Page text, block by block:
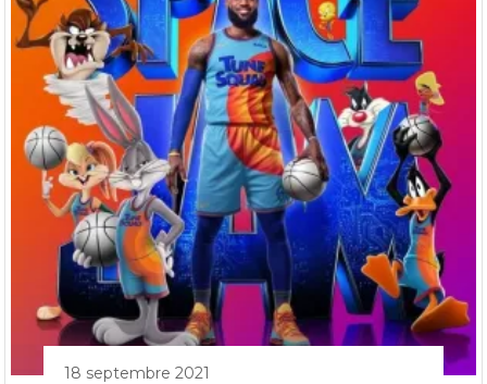
18 septembre 2021